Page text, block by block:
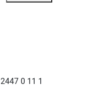
2447 0 11 1